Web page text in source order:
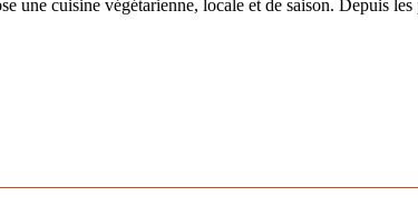
cuisine végétarienne, locale et de saison. Depuis